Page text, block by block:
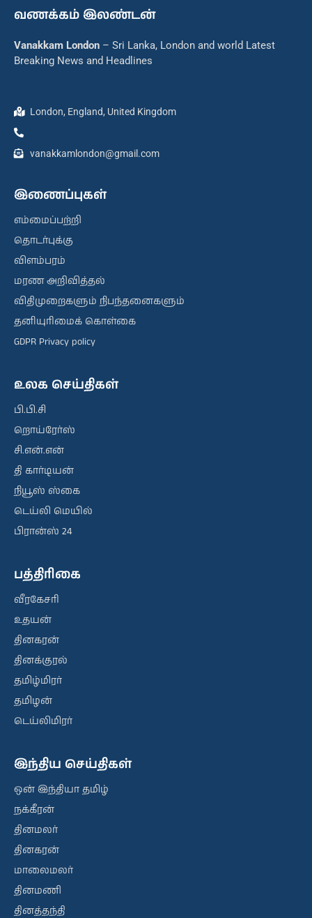
வணக்கம் இலண்டன்
Vanakkam London – Sri Lanka, London and world Latest
Breaking News and Headlines
London, England, United Kingdom
vanakkamlondon@gmail.com
இணைப்புகள்
எம்மைப்பற்றி
தொடர்புக்கு
விளம்பரம்
மரண அறிவித்தல்
விதிமுறைகளும் நிபந்தனைகளும்
தனியுரிமைக் கொள்கை
GDPR Privacy policy
உலக செய்திகள்
பி.பி.சி
றொய்ரேர்ஸ்
சி.என்.என்
தி கார்டியன்
நியூஸ் ஸ்கை
டெய்லி மெயில்
பிரான்ஸ் 24
பத்திரிகை
வீரகேசரி
உதயன்
தினகரன்
தினக்குரல்
தமிழ்மிரர்
தமிழன்
டெய்லிமிரர்
இந்திய செய்திகள்
ஒன் இந்தியா தமிழ்
நக்கீரன்
தினமலர்
தினகரன்
மாலைமலர்
தினமணி
தினத்தந்தி